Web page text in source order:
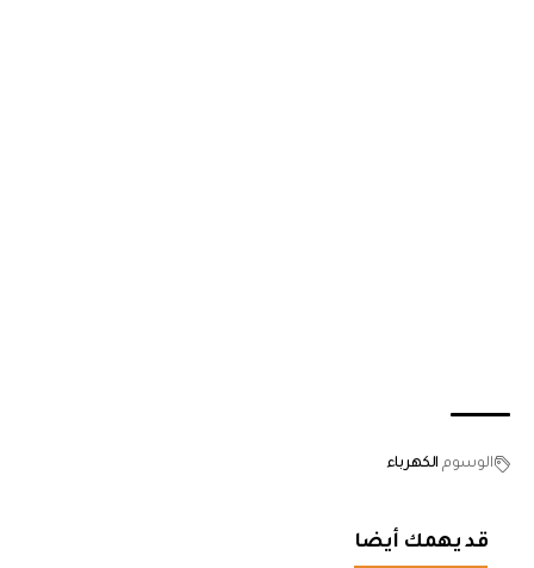
الوسوم الكهرباء
قد يهمك أيضا